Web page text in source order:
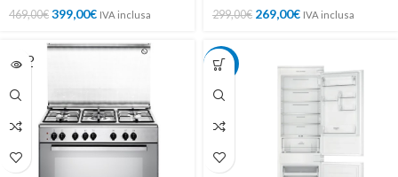
469,00€ 399,00€ IVA inclusa 299,00€ 269,00€ IVA inclusa
SOLD
OUT
-7%